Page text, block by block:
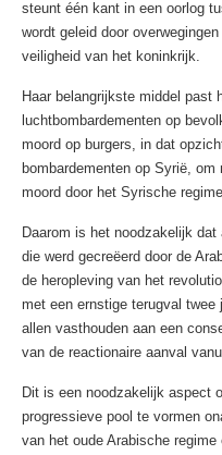
steunt één kant in een oorlog
wordt geleid door
veiligheid van het koninkrijk.
Haar belangrijkste middel past
luchtbombardementen op
moord op burgers, in dat
bombardementen op Syrië,
moord door het Syrische
Daarom is het noodzakelijk
die werd gecreëerd door de
de heropleving van het
met een ernstige terugval
allen vasthouden aan een
van de reactionaire aanval
Dit is een noodzakelijk aspect
progressieve pool te vormen
van het oude Arabische